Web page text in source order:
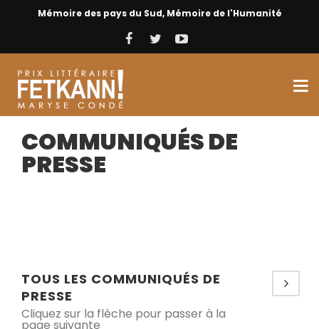
Mémoire des pays du Sud, Mémoire de l'Humanité
COMMUNIQUÉS DE
PRESSE
TOUS LES COMMUNIQUÉS DE
PRESSE
Cliquez sur la flèche pour passer à la
page suivante